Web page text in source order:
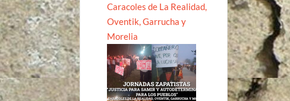
Caracoles de La Realidad,
Oventik, Garrucha y
Morelia